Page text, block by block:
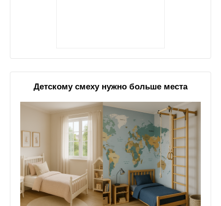
Детскому смеху нужно больше места